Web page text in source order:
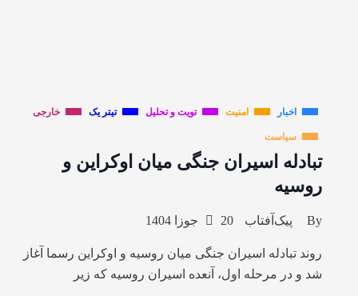
اخبار امنیت تویت و تحلیل تیتر یک خارجی
سیاست
تبادله اسیران جنگی میان اوکراین و
روسیه
By پیک‌آفتاب 20 جوزا 1404
روند تبادله اسیران جنگی میان روسیه و اوکراین رسما آغاز
شد و در مرحله اول، آنعده اسیران روسیه که زیر